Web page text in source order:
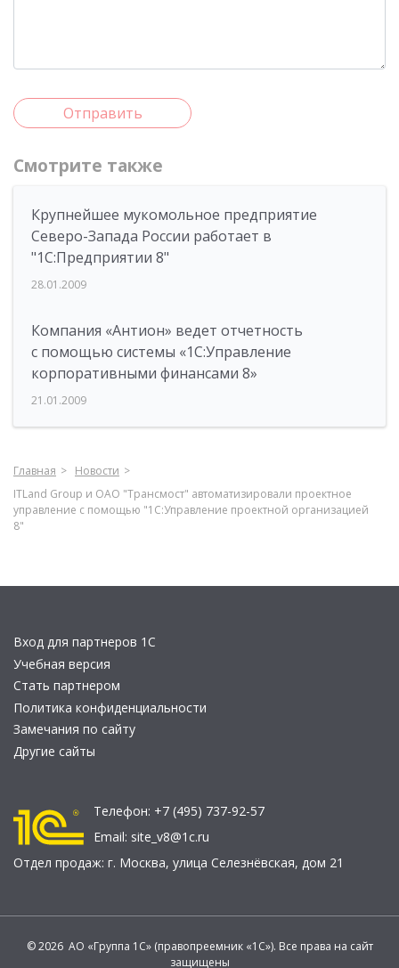
Отправить
Смотрите также
Крупнейшее мукомольное предприятие
Северо-Запада России работает в
"1С:Предприятии 8"
28.01.2009
Компания «Антион» ведет отчетность
с помощью системы «1С:Управление
корпоративными финансами 8»
21.01.2009
Главная
Новости
ITLand Group и ОАО "Трансмост" автоматизировали проектное
управление с помощью "1С:Управление проектной организацией
8"
Вход для партнеров 1С
Учебная версия
Стать партнером
Политика конфиденциальности
Замечания по сайту
Другие сайты
Телефон: +7 (495) 737-92-57
Email: site_v8@1c.ru
Отдел продаж: г. Москва, улица Селезнёвская, дом 21
© 2026 АО «Группа 1С» (правопреемник «1С»). Все права на сайт
защищены